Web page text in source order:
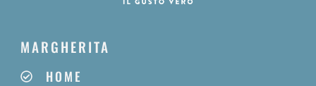
MARGHERITA
HOME